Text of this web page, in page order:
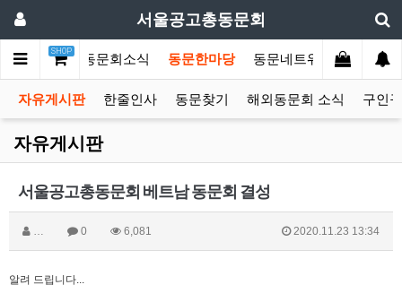
서울공고총동문회
SHOP
회소개 총동문회소식 동문한마당 동문네트워크 커뮤니
자유게시판 한줄인사 동문찾기 해외동문회 소식 구인
자유게시판
서울공고총동문회 베트남 동문회 결성
… 0 6,081 2020.11.23 13:34
알려 드립니다...